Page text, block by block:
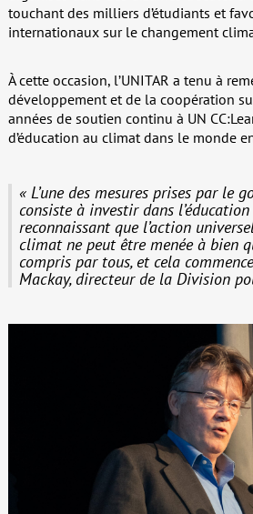
touchant des milliers d’étudiants et
internationaux sur le changement
À cette occasion, l’UNITAR a tenu à
développement et de la coopération
années de soutien continu à UN
d’éducation au climat dans le monde
« L’une des mesures prises par le
consiste à investir dans
reconnaissant que l’action
climat ne peut être menée à bien
compris par tous, et cela
Mackay, directeur de la Division